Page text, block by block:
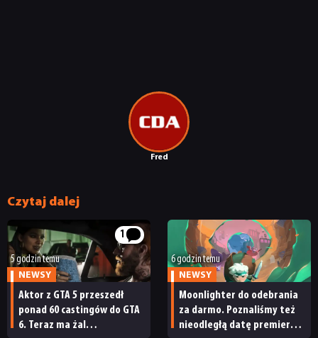
Fred
Czytaj dalej
1
5 godzin temu
NEWSY
Aktor z GTA 5 przeszedł
ponad 60 castingów do GTA
6. Teraz ma żal
6 godzin temu
NEWSY
Moonlighter do odebrania
za darmo. Poznaliśmy też
nieodległą datę premiery